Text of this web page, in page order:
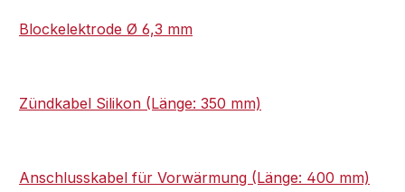
Blockelektrode Ø 6,3 mm
Zündkabel Silikon (Länge: 350 mm)
Anschlusskabel für Vorwärmung (Länge: 400 mm)